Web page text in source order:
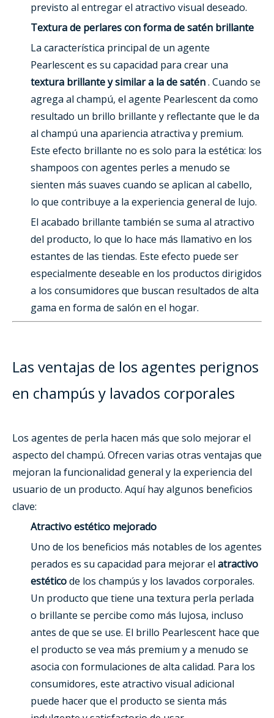
previsto al entregar el atractivo visual deseado.
Textura de perlares con forma de satén brillante
La característica principal de un agente
Pearlescent es su capacidad para crear una
textura brillante y similar a la de satén. Cuando se
agrega al champú, el agente Pearlescent da como
resultado un brillo brillante y reflectante que le da
al champú una apariencia atractiva y premium.
Este efecto brillante no es solo para la estética: los
shampoos con agentes perles a menudo se
sienten más suaves cuando se aplican al cabello,
lo que contribuye a la experiencia general de lujo.
El acabado brillante también se suma al atractivo
del producto, lo que lo hace más llamativo en los
estantes de las tiendas. Este efecto puede ser
especialmente deseable en los productos dirigidos
a los consumidores que buscan resultados de alta
gama en forma de salón en el hogar.
Las ventajas de los agentes perignos
en champús y lavados corporales
Los agentes de perla hacen más que solo mejorar el
aspecto del champú. Ofrecen varias otras ventajas que
mejoran la funcionalidad general y la experiencia del
usuario de un producto. Aquí hay algunos beneficios
clave:
Atractivo estético mejorado
Uno de los beneficios más notables de los agentes
perados es su capacidad para mejorar el atractivo
estéticode los champús y los lavados corporales.
Un producto que tiene una textura perla perlada
o brillante se percibe como más lujosa, incluso
antes de que se use. El brillo Pearlescent hace que
el producto se vea más premium y a menudo se
asocia con formulaciones de alta calidad. Para los
consumidores, este atractivo visual adicional
puede hacer que el producto se sienta más